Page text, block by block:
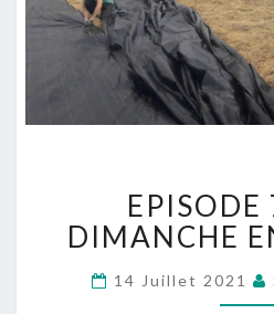
7
–
UN
EN
EPISODE
DIMANCHE
14 Juillet 2021